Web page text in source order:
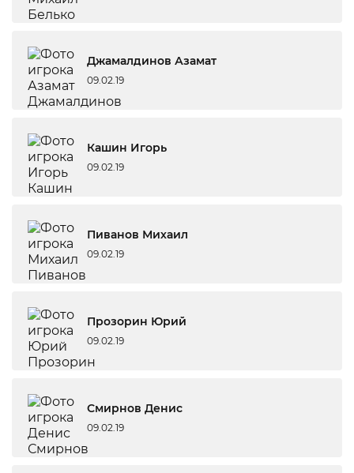
Джамалдинов Азамат
09.02.19
Кашин Игорь
09.02.19
Пиванов Михаил
09.02.19
Прозорин Юрий
09.02.19
Смирнов Денис
09.02.19